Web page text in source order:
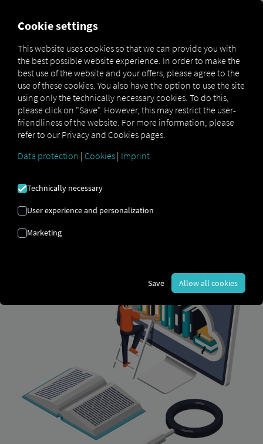
ODBORNÉ
ZNALOSTI
Vítejte na našístránce s odbornými znalostmi!
řešení vytěžili maximum: webináře, kontrolní
blogu a komplexní glosář. Objevte
cenné
rozvojem vašeho podnikání.
Cookie settings
This website uses cookies so that we can provide you with
the best possible website experience. In order to make the
best use of the website and your offers, please agree to the
use of these cookies. You also have the option to use the site
using only the technically necessary cookies. To do this,
please click on "Save". However, this may restrict the user-
friendliness of the website. For more information, please
refer to our Privacy and Cookies pages.
Data protection | Cookies | Imprint
Technically necessary
User experience and personalization
Marketing
Save Allow all cookies